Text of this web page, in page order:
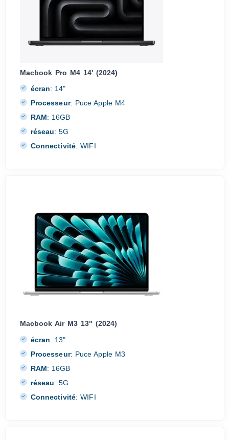
Macbook Pro M4 14' (2024)
écran: 14"
Processeur: Puce Apple M4
RAM: 16GB
réseau: 5G
Connectivité: WIFI
Macbook Air M3 13" (2024)
écran: 13"
Processeur: Puce Apple M3
RAM: 16GB
réseau: 5G
Connectivité: WIFI